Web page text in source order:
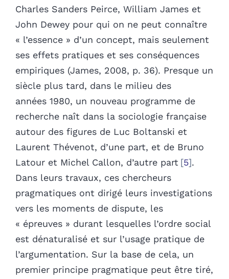
Charles Sanders Peirce, William James et
John Dewey pour qui on ne peut connaître
« l’essence » d’un concept, mais seulement
ses effets pratiques et ses conséquences
empiriques (James, 2008, p. 36). Presque un
siècle plus tard, dans le milieu des
années 1980, un nouveau programme de
recherche naît dans la sociologie française
autour des figures de Luc Boltanski et
Laurent Thévenot, d’une part, et de Bruno
Latour et Michel Callon, d’autre part 5 .
Dans leurs travaux, ces chercheurs
pragmatiques ont dirigé leurs investigations
vers les moments de dispute, les
« épreuves » durant lesquelles l’ordre social
est dénaturalisé et sur l’usage pratique de
l’argumentation. Sur la base de cela, un
premier principe pragmatique peut être tiré,